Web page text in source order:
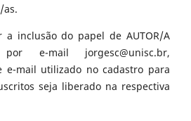
as.
a inclusão do papel de AUTOR/A
e-mail jorgesc@unisc.br,
mail utilizado no cadastro para
seja liberado na respectiva